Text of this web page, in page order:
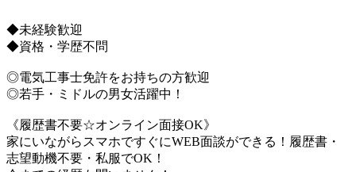
◆未経験歓迎
◆資格・学歴不問
◎電気工事士免許をお持ちの方歓迎
◎若手・ミドルの男女活躍中！
《履歴書不要☆オンライン面接OK》
家にいながらスマホですぐにWEB面談ができる！履歴書・
志望動機不要・私服でOK！